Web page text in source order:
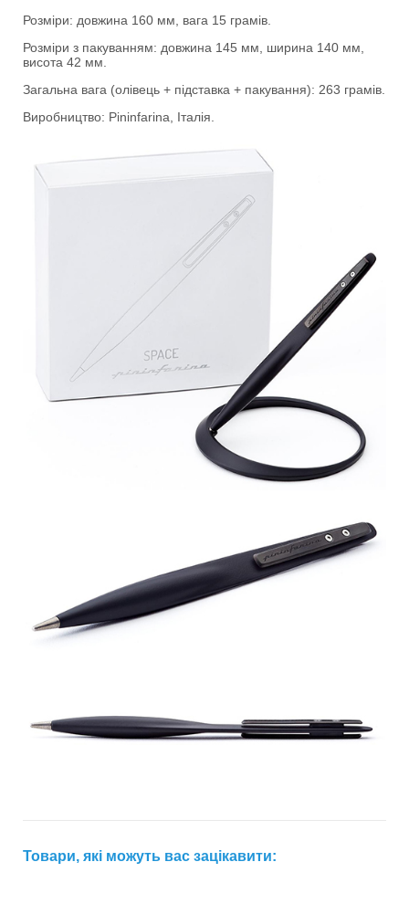
Розміри: довжина 160 мм, вага 15 грамів.
Розміри з пакуванням: довжина 145 мм, ширина 140 мм,
висота 42 мм.
Загальна вага (олівець + підставка + пакування): 263 грамів.
Виробництво: Pininfarina, Італія.
Товари, які можуть вас зацікавити: